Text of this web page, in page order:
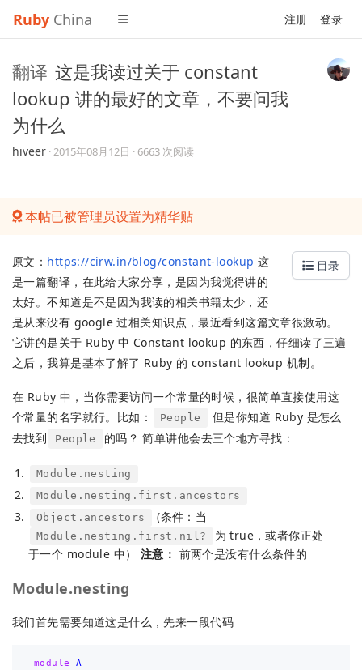
Ruby China 注册 登录
翻译 这是我读过关于 constant
lookup 讲的最好的文章，不要问我
为什么
hiveer ·2015年08月12日 · 6663 次阅读
本帖已被管理员设置为精华贴
目录
原文： https://cirw.in/blog/constant-lookup 这
是一篇翻译，在此给大家分享，是因为我觉得讲的
太好。不知道是不是因为我读的相关书籍太少，还
是从来没有 google 过相关知识点，最近看到这篇文章很激动。
它讲的是关于 Ruby 中 Constant lookup 的东西，仔细读了三遍
之后，我算是基本了解了 Ruby 的 constant lookup 机制。
在 Ruby 中，当你需要访问一个常量的时候，很简单直接使用这
个常量的名字就行。比如：
People
但是你知道 Ruby 是怎么
去找到
People 的吗？ 简单讲他会去三个地方寻找：
Module.nesting
Module.nesting.first.ancestors
Object.ancestors
(条件：当
Module.nesting.first.nil?
为 true，或者你正处
于一个 module 中） 注意： 前两个是没有什么条件的
Module.nesting
我们首先需要知道这是什么，先来一段代码
module
A